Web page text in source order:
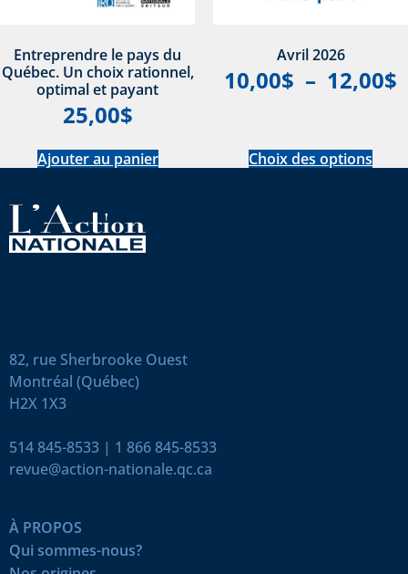
Entreprendre le pays du
Québec. Un choix rationnel,
optimal et payant
25,00$
Ajouter au panier
Avril 2026
10,00$ – 12,00$
Choix des options
82, rue Sherbrooke Ouest
Montréal (Québec)
H2X 1X3
514 845-8533 | 1 866 845-8533
revue@action-nationale.qc.ca
À PROPOS
Qui sommes-nous?